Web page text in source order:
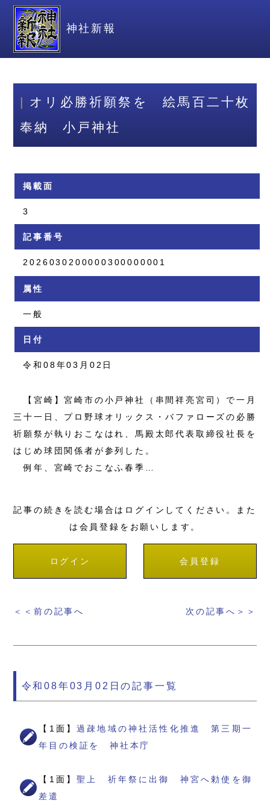
神社新報
オリ必勝祈願祭を 絵馬百二十枚
奉納 小戸神社
掲載面
3
記事番号
2026030200000300000001
属性
一般
日付
令和08年03月02日
【宮崎】宮崎市の小戸神社（串間祥亮宮司）で一月
三十一日、プロ野球オリックス・バファローズの必勝
祈願祭が執りおこなはれ、馬殿太郎代表取締役社長を
はじめ球団関係者が参列した。
例年、宮崎でおこなふ春季…
記事の続きを読む場合はログインしてください。また
は会員登録をお願いします。
ログイン 会員登録
＜＜前の記事へ 次の記事へ＞＞
令和08年03月02日の記事一覧
【1面】過疎地域の神社活性化推進 第三期一
年目の検証を 神社本庁
【1面】聖上 祈年祭に出御 神宮へ勅使を御
差遣